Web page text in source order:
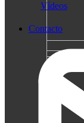
Vídeos
Contacto